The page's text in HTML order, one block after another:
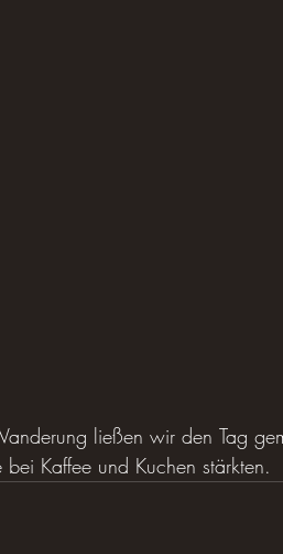
ließen wir den Tag
Kaffee und Kuchen stärkten.